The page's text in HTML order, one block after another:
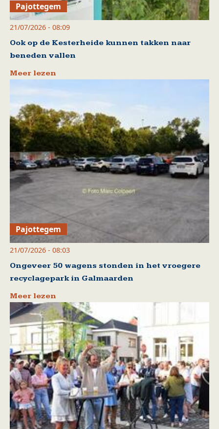
Pajottegem
21/07/2026 - 08:09
Ook op de Kesterheide kunnen takken naar
beneden vallen
Meer lezen
Pajottegem
21/07/2026 - 08:03
Ongeveer 50 wagens stonden in het vroegere
recyclagepark in Galmaarden
Meer lezen